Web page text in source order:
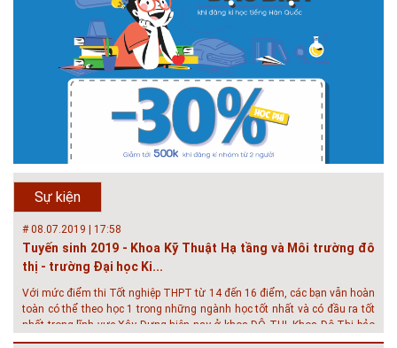
Sự kiện
- Đại học Kiến trúc...
Thông tin tuyển sinh đại học 2025 Khoa kỹ thuật hạ tầng và môi trường
đô thị - Đại học Kiến trúc Hà Nội Tuyển sinh đại học với 280 chỉ tiêu, thời
gian đào tạo 4,5 năm
# 05.04.2020 | 20:30
GIAO LƯU TRỰC TUYẾN - TƯ VẤN TUYỂN SINH ĐẠI HỌC
CHÍNH QUY ĐẠI HỌC KIẾN TRÚC NĂM...
Năm nay, kỳ thi THPT quốc gia dự kiến diễn ra vào tháng 8. Trường Đại
học Kiến trúc Hà Nội chúc các bạn học sinh cuối cấp ôn thi thật tốt MỜI
QUÝ PHỤ HUYNH VÀ CÁC EM ĐÓN XEM GIAO LƯU TRỰC TUYẾN "TƯ
VẤN TUYỂN SINH ĐẠI H...
# 08.07.2019 | 17:58
Tuyến sinh 2019 - Khoa Kỹ Thuật Hạ tầng và Môi trường đô
thị - trường Đại học Ki...
Với mức điểm thi Tốt nghiệp THPT từ 14 đến 16 điểm, các bạn vẫn hoàn
toàn có thể theo học 1 trong những ngành học tốt nhất và có đầu ra tốt
nhất trong lĩnh vực Xây Dựng hiện nay ở khoa ĐÔ THỊ. Khoa Đô Thị bảo
đảm 100% t...